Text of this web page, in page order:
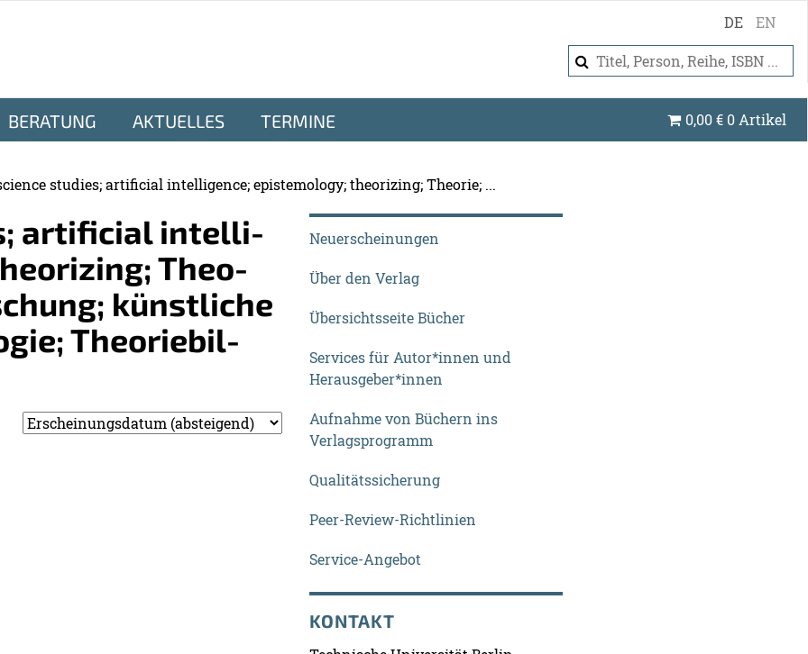
DE EN
BERATUNG AKTUELLES TERMINE 0,00€ 0 Artikel
studies; artificial intelligence; epistemology; theorizing; Theorie; ...
ar­ti­fi­ci­al in­tel­li­
Theo­
künst­li­che
Theo­rie­bil­
Neuerscheinungen
Über den Verlag
Übersichtsseite Bücher
Services für Autor*innen und
Herausgeber*innen
Aufnahme von Büchern ins
Verlagsprogramm
Qualitätssicherung
Peer-Review-Richtlinien
Service-Angebot
KONTAKT